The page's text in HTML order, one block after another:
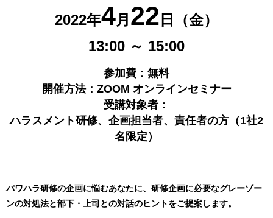
2022年4月 22 日（金）
13:00 ～ 15:00
参加費：無料
開催方法：ZOOM オンラインセミナー
受講対象者：
ハラスメント研修、企画担当者、責任者の方（1社2
名限定）
パワハラ研修の企画に悩むあなたに、研修企画に必要なグレーゾー
ンの対処法と部下・上司との対話のヒントをご提案します。